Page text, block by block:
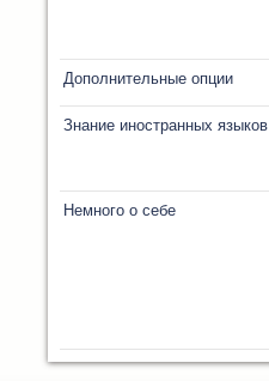
Дополнительные опции
Знание иностранных языков
Немного о себе